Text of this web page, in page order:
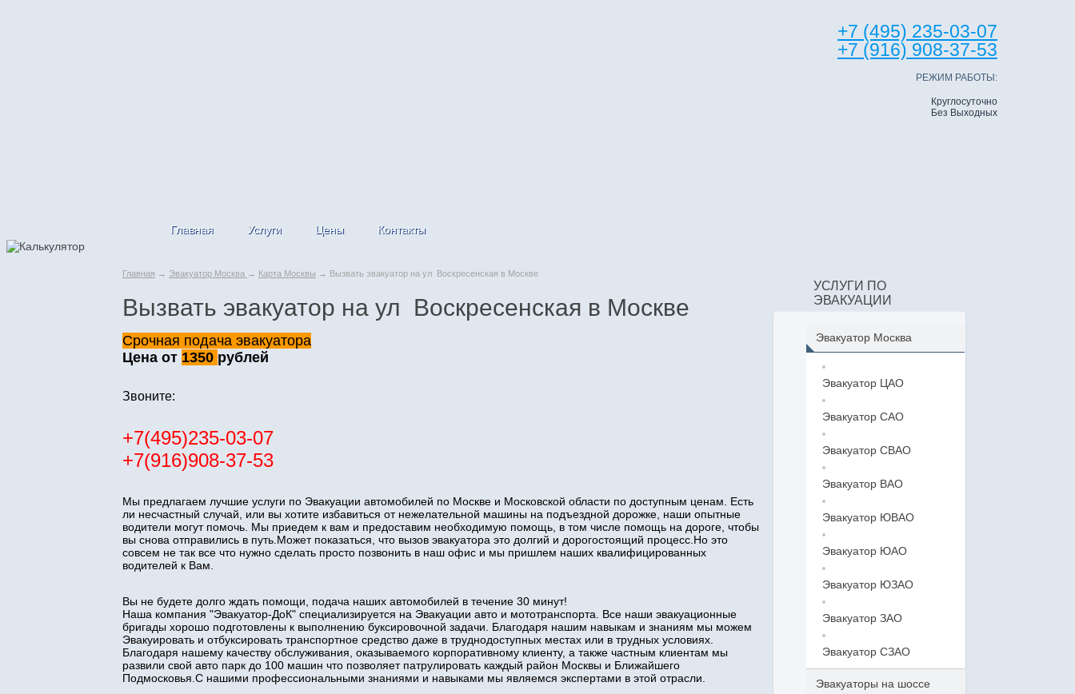
+7 (495) 235-03-07
+7 (916) 908-37-53
РЕЖИМ РАБОТЫ:
Круглосуточно
Без Выходных
Главная Услуги Цены Контакты
Главная → Эвакуатор Москва → Карта Москвы → Вызвать эвакуатор на ул Воскресенская в Москве
Вызвать эвакуатор на ул Воскресенская в Москве
Срочная подача эвакуатора
Цена от 1350 рублей
Звоните:
+7(495)235-03-07
+7(916)908-37-53
Мы предлагаем лучшие услуги по Эвакуации автомобилей по Москве и Московской области по доступным ценам. Есть
ли несчастный случай, или вы хотите избавиться от нежелательной машины на подъездной дорожке, наши опытные
водители могут помочь. Мы приедем к вам и предоставим необходимую помощь, в том числе помощь на дороге, чтобы
вы снова отправились в путь.Может показаться, что вызов эвакуатора это долгий и дорогостоящий процесс.Но это
совсем не так все что нужно сделать просто позвонить в наш офис и мы пришлем наших квалифицированных
водителей к Вам.
Вы не будете долго ждать помощи, подача наших автомобилей в течение 30 минут!
Наша компания "Эвакуатор-ДоК" специализируется на Эвакуации авто и мототранспорта. Все наши эвакуационные
бригады хорошо подготовлены к выполнению буксировочной задачи. Благодаря нашим навыкам и знаниям мы можем
Эвакуировать и отбуксировать транспортное средство даже в труднодоступных местах или в трудных условиях.
Благодаря нашему качеству обслуживания, оказываемого корпоративному клиенту, а также частным клиентам мы
развили свой авто парк до 100 машин что позволяет патрулировать каждый район Москвы и Ближайшего
Подмосковья.С нашими профессиональными знаниями и навыками мы являемся экспертами в этой отрасли.
УСЛУГИ ПО
ЭВАКУАЦИИ
Эвакуатор Москва
Эвакуатор ЦАО
Эвакуатор САО
Эвакуатор СВАО
Эвакуатор ВАО
Эвакуатор ЮВАО
Эвакуатор ЮАО
Эвакуатор ЮЗАО
Эвакуатор ЗАО
Эвакуатор СЗАО
Эвакуаторы на шоссе